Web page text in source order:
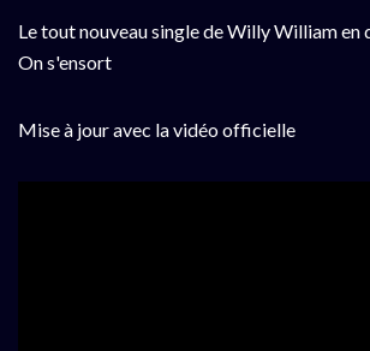
Le tout nouveau single de Willy William en
On s'ensort
Mise à jour avec la vidéo officielle